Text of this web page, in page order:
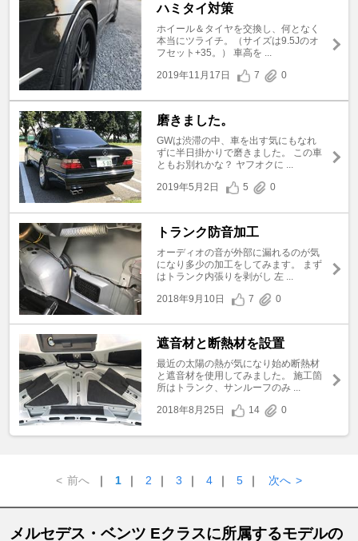
ハミタイ対策
ホイール＆タイヤを交換し、何となく
本当にツライチ。（サイズは9.5Jのオ
フセット+35。） 車高を ...
2019年11月17日
7 0
磨きました。
GWは渋滞の中、車を出す気にもなれ
ずに半日掛かりで磨きました。 この車
ともお別れかな？ ヤフオクに ...
2019年5月2日
5 0
トランク防音加工
オーディオの音が外部に漏れるのが気
になり多少の加工をしてみます。 まず
はトランク内張りを剥がし 左 ...
2018年9月10日
7 0
遮音材と断熱材を設置
最近の太陽の熱が気になり始め断熱材
と遮音材を使用してみました。 施工箇
所はトランク、サンルーフのみ ...
2018年8月25日
14 0
< 前へ ｜ 1 ｜ 2 ｜ 3 ｜ 4 ｜ 5 ｜ 次へ >
メルセデス・ベンツ Eクラスに所属するモデルの